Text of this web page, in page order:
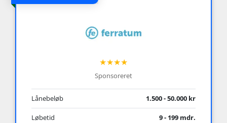
★★★★
Sponsoreret
Lånebeløb 1.500 - 50.000 kr
Løbetid 9 - 199 mdr.